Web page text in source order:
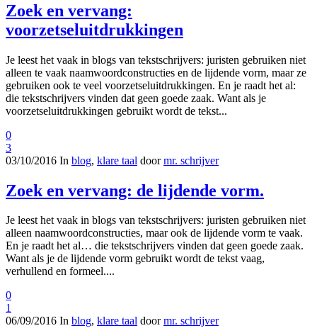
Zoek en vervang:
voorzetseluitdrukkingen
Je leest het vaak in blogs van tekstschrijvers: juristen gebruiken niet
alleen te vaak naamwoordconstructies en de lijdende vorm, maar ze
gebruiken ook te veel voorzetseluitdrukkingen. En je raadt het al:
die tekstschrijvers vinden dat geen goede zaak. Want als je
voorzetseluitdrukkingen gebruikt wordt de tekst...
0
3
03/10/2016 In blog, klare taal door mr. schrijver
Zoek en vervang: de lijdende vorm.
Je leest het vaak in blogs van tekstschrijvers: juristen gebruiken niet
alleen naamwoordconstructies, maar ook de lijdende vorm te vaak.
En je raadt het al… die tekstschrijvers vinden dat geen goede zaak.
Want als je de lijdende vorm gebruikt wordt de tekst vaag,
verhullend en formeel....
0
1
06/09/2016 In blog, klare taal door mr. schrijver